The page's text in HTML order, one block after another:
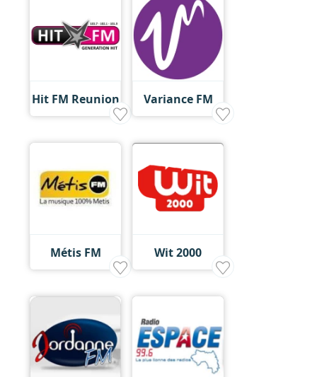
Hit FM Reunion Variance FM
Métis FM Wit 2000